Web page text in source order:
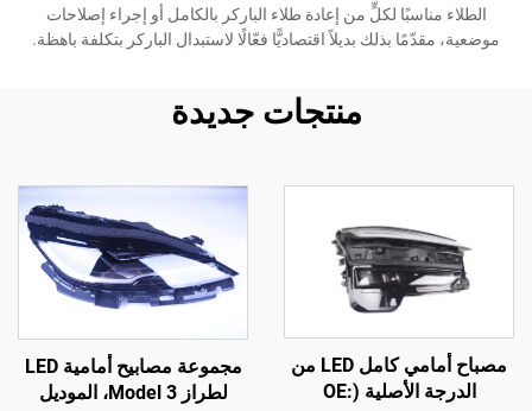
الطلاء مناسبًا لكلٍّ من إعادة طلاء الباركر بالكامل أو إجراء إصلاحات
موضعية، مقدّمًا بذلك بديلاً اقتصاديًّا فعّالًا لاستبدال الباركر بتكلفة باهظة.
منتجات جديدة
مصباح أمامي كامل LED من
الدرجة الأصلية (OE:
مجموعة مصابيح أمامية LED
لطراز Model 3، الموديل